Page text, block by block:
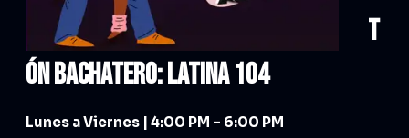
t
ón Bachatero: LATINA 104
Lunes a Viernes | 4:00 PM – 6:00 PM